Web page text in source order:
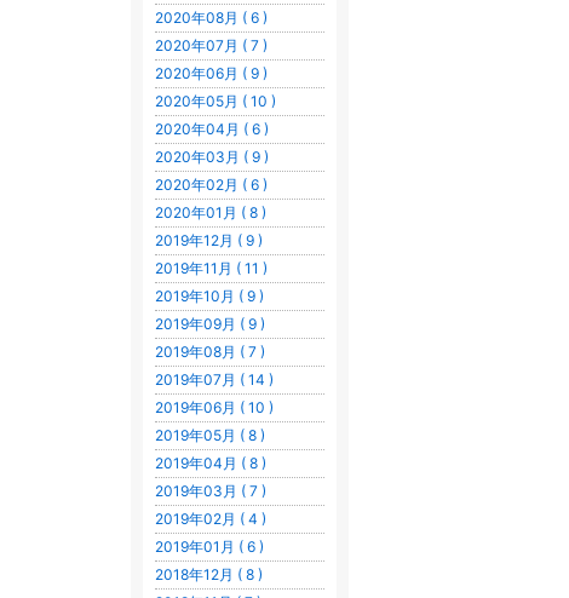
2020年08月 ( 6 )
2020年07月 ( 7 )
2020年06月 ( 9 )
2020年05月 ( 10 )
2020年04月 ( 6 )
2020年03月 ( 9 )
2020年02月 ( 6 )
2020年01月 ( 8 )
2019年12月 ( 9 )
2019年11月 ( 11 )
2019年10月 ( 9 )
2019年09月 ( 9 )
2019年08月 ( 7 )
2019年07月 ( 14 )
2019年06月 ( 10 )
2019年05月 ( 8 )
2019年04月 ( 8 )
2019年03月 ( 7 )
2019年02月 ( 4 )
2019年01月 ( 6 )
2018年12月 ( 8 )